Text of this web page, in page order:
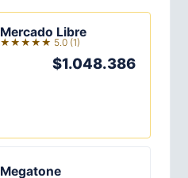
Mercado Libre
★★★★★ 5.0 (1)
$1.048.386
Megatone